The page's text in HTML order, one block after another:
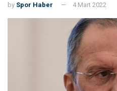
by Spor Haber 4 Mart 2022